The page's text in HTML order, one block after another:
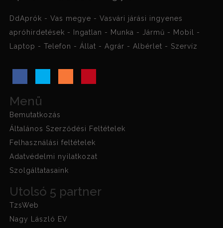
DdAprók - Vas megye - Vasvári járási ingyenes
apróhirdetések - Ingatlan - Munka - Jármű - Mobil -
Laptop - Telefon - Állat - Agrár - Albérlet - Szervíz
Menü
Bemutatkozás
Általános Szerződési Feltételek
Felhasználási feltételek
Adatvédelmi nyilatkozat
Szolgáltatasaink
Utolsó 5 partner
TzsWeb
Nagy László EV